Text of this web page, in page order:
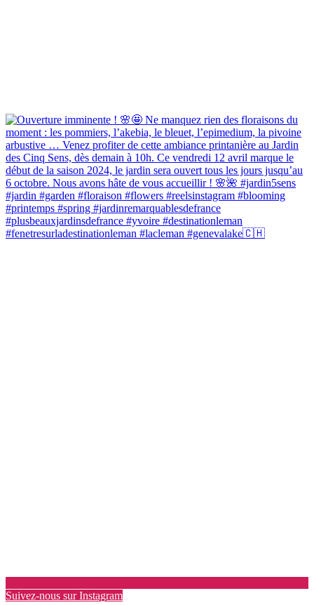
Suivez-nous sur Instagram